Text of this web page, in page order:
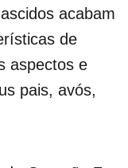
acabam
de
aspectos e
pais, avós,